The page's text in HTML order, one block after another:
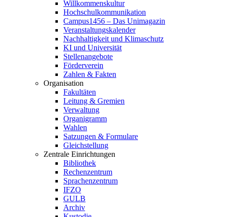
Willkommenskultur
Hochschulkommunikation
Campus1456 – Das Unimagazin
Veranstaltungskalender
Nachhaltigkeit und Klimaschutz
KI und Universität
Stellenangebote
Förderverein
Zahlen & Fakten
Organisation
Fakultäten
Leitung & Gremien
Verwaltung
Organigramm
Wahlen
Satzungen & Formulare
Gleichstellung
Zentrale Einrichtungen
Bibliothek
Rechenzentrum
Sprachenzentrum
IFZO
GULB
Archiv